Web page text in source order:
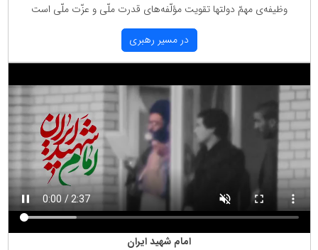
وظیفه‌ی مهمّ دولتها تقویت مؤلّفه‌های قدرت ملّی و عزّت ملّی است
در مسیر رهبری
امام شهید ایران